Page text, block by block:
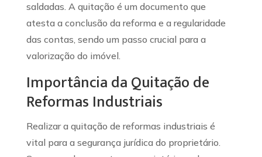
saldadas. A quitação é um documento que
atesta a conclusão da reforma e a regularidade
das contas, sendo um passo crucial para a
valorização do imóvel.
Importância da Quitação de
Reformas Industriais
Realizar a quitação de reformas industriais é
vital para a segurança jurídica do proprietário.